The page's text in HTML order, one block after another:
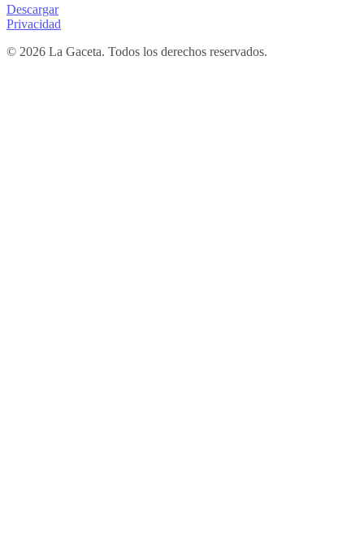
Descargar
Privacidad
© 2026 La Gaceta. Todos los derechos reservados.